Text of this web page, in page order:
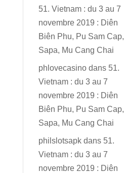
51. Vietnam : du 3 au 7
novembre 2019 : Diên
Biên Phu, Pu Sam Cap,
Sapa, Mu Cang Chai
phlovecasino dans 51.
Vietnam : du 3 au 7
novembre 2019 : Diên
Biên Phu, Pu Sam Cap,
Sapa, Mu Cang Chai
philslotsapk dans 51.
Vietnam : du 3 au 7
novembre 2019 : Diên